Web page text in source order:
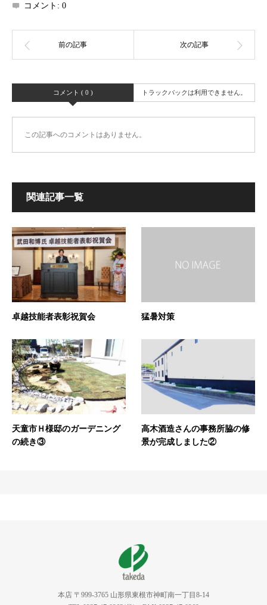
コメント: 0
コメント ( 0 ) トラックバックは利用できません。
この記事へのコメントはありません。
関連記事一覧
卓越技能者表彰祝賀会 猛暑対策
天童市Ｈ様邸のガーデニング
の続き③
高木酒造さんの事務所脇の修
景が完成しました②
本店 〒999-3765 山形県東根市神町南一丁目8-14